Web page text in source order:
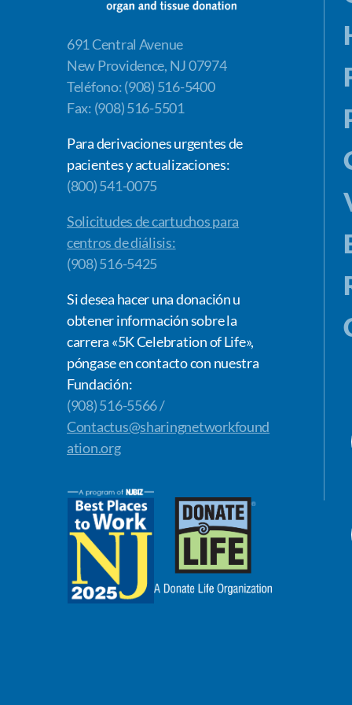
691 Central Avenue
New Providence, NJ 07974
Teléfono: (908) 516-5400
Fax: (908) 516-5501
Para derivaciones urgentes de
pacientes y actualizaciones:
(800) 541-0075
Solicitudes de cartuchos para
centros de diálisis:
(908) 516-5425
Si desea hacer una donación u
obtener información sobre la
carrera «5K Celebration of Life»,
póngase en contacto con nuestra
Fundación:
(908) 516-5566 /
Contactus@sharingnetworkfound
ation.org